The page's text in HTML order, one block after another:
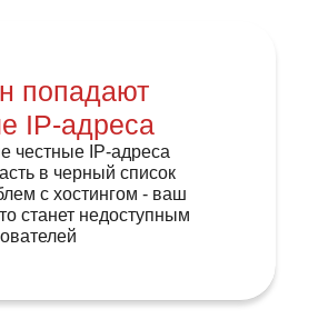
попадают
IP-адреса
честные IP-адреса
в черный список
с хостингом - ваш
станет недоступным